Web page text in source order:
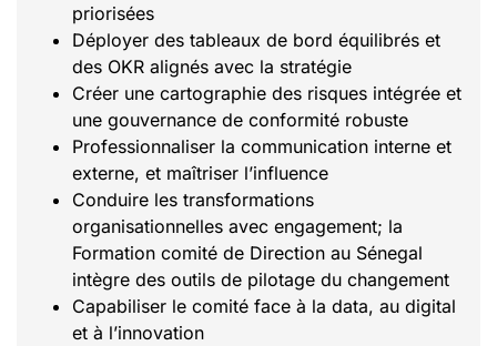
priorisées
Déployer des tableaux de bord équilibrés et
des OKR alignés avec la stratégie
Créer une cartographie des risques intégrée et
une gouvernance de conformité robuste
Professionnaliser la communication interne et
externe, et maîtriser l’influence
Conduire les transformations
organisationnelles avec engagement; la
Formation comité de Direction au Sénegal
intègre des outils de pilotage du changement
Capabiliser le comité face à la data, au digital
et à l’innovation